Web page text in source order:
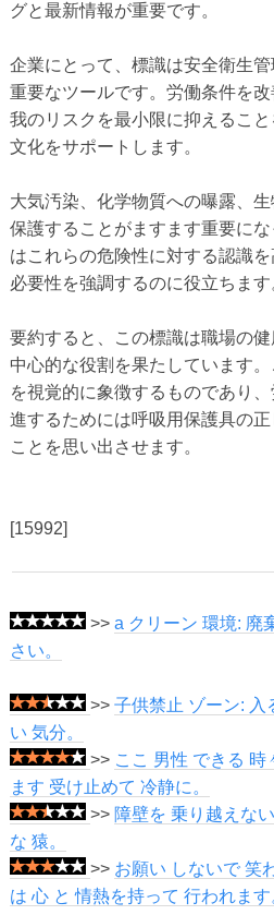
グと最新情報が重要です。
企業にとって、標識は安全衛生
重要なツールです。労働条件を
我のリスクを最小限に抑えるこ
文化をサポートします。
大気汚染、化学物質への曝露、
保護することがますます重要に
はこれらの危険性に対する認識
必要性を強調するのに役立ちます
要約すると、この標識は職場の
中心的な役割を果たしています
を視覚的に象徴するものであり
進するためには呼吸用保護具の
ことを思い出させます。
[15992]
>> a クリーン 環境: 廃
さい。
>> 子供禁止 ゾーン: 入
い 気分。
>> ここ 男性 できる 時
ます 受け止めて 冷静に。
>> 障壁を 乗り越えな
な 猿。
>> お願い しないで 笑
は 心 と 情熱を持って 行われます